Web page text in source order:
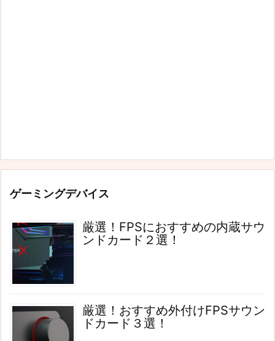
ゲーミングデバイス
厳選！FPSにおすすめの内蔵サウ
ンドカード２選！
厳選！おすすめ外付けFPSサウン
ドカード３選！